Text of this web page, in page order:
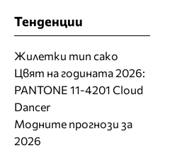
Тенденции
Жилетки тип сако
Цвят на годината 2026:
PANTONE 11-4201 Cloud
Dancer
Модните прогнози за
2026